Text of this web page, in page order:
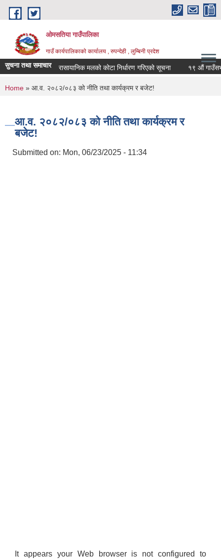
Skip to main content
ओमसतिया गाउँपालिका
गाउँ कार्यपालिकाको कार्यालय , रुपन्देही , लुम्बिनी प्रदेश
सुचना तथा समाचाररासायानिक मलको कोटा निर्धारण गरिएको सूचना १९ औं गाउँसभाको
You are here
Home » आ.व. २०८२/०८३ को नीति तथा कार्यक्रम र बजेट!
आ.व. २०८२/०८३ को नीति तथा कार्यक्रम र
बजेट!
Submitted on: Mon, 06/23/2025 - 11:34
It appears your Web browser is not configured to